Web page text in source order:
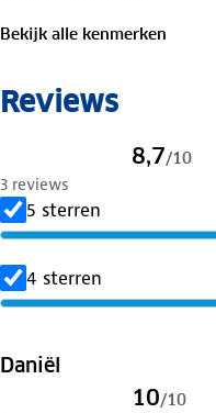
Bekijk alle kenmerken
Reviews
8,7/10
3 reviews
5 sterren
4 sterren
Daniël
10/10